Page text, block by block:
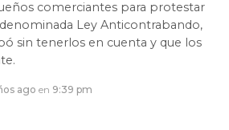
comerciantes para protestar
Ley Anticontrabando,
sin tenerlos en cuenta y que los
ago en 9:39 pm